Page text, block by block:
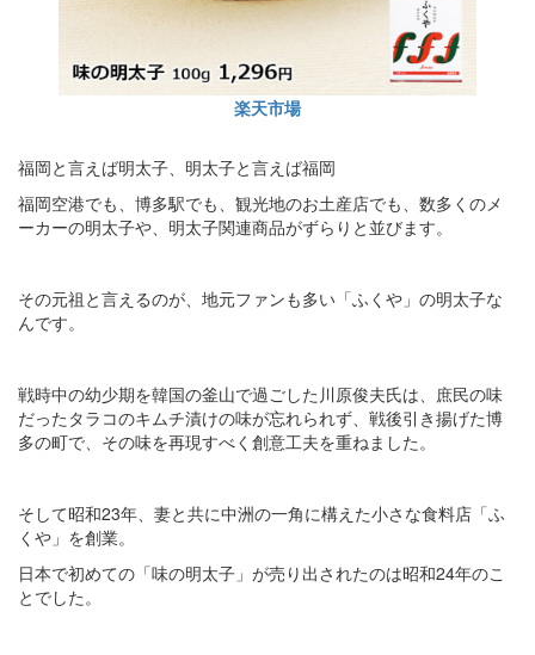
楽天市場
福岡と言えば明太子、明太子と言えば福岡
福岡空港でも、博多駅でも、観光地のお土産店でも、数多くのメ
ーカーの明太子や、明太子関連商品がずらりと並びます。
その元祖と言えるのが、地元ファンも多い「ふくや」の明太子な
んです。
戦時中の幼少期を韓国の釜山で過ごした川原俊夫氏は、庶民の味
だったタラコのキムチ漬けの味が忘れられず、戦後引き揚げた博
多の町で、その味を再現すべく創意工夫を重ねました。
そして昭和23年、妻と共に中洲の一角に構えた小さな食料店「ふ
くや」を創業。
日本で初めての「味の明太子」が売り出されたのは昭和24年のこ
とでした。